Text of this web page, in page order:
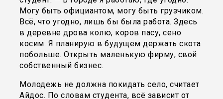
Могу быть официантом, могу быть грузчиком.
Всё, что угодно, лишь бы была работа. Здесь
в деревне дрова колю, коров пасу, сено
косим. Я планирую в будущем держать скота
побольше. Открыть маленькую фирму, свой
собственный бизнес.
Молодежь не должна покидать село, считает
Айдос. По словам студента, всё зависит от